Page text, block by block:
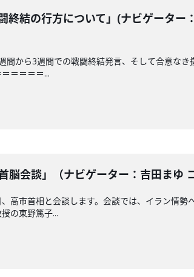
終結の行方について」(ナビゲータ
間から3週間での戦闘終結発言、そして合意な
＝＝＝＝...
脳会談」（ナビゲーター：吉田ま
高市首相と会談します。会談では、イラン情
の東野篤子...